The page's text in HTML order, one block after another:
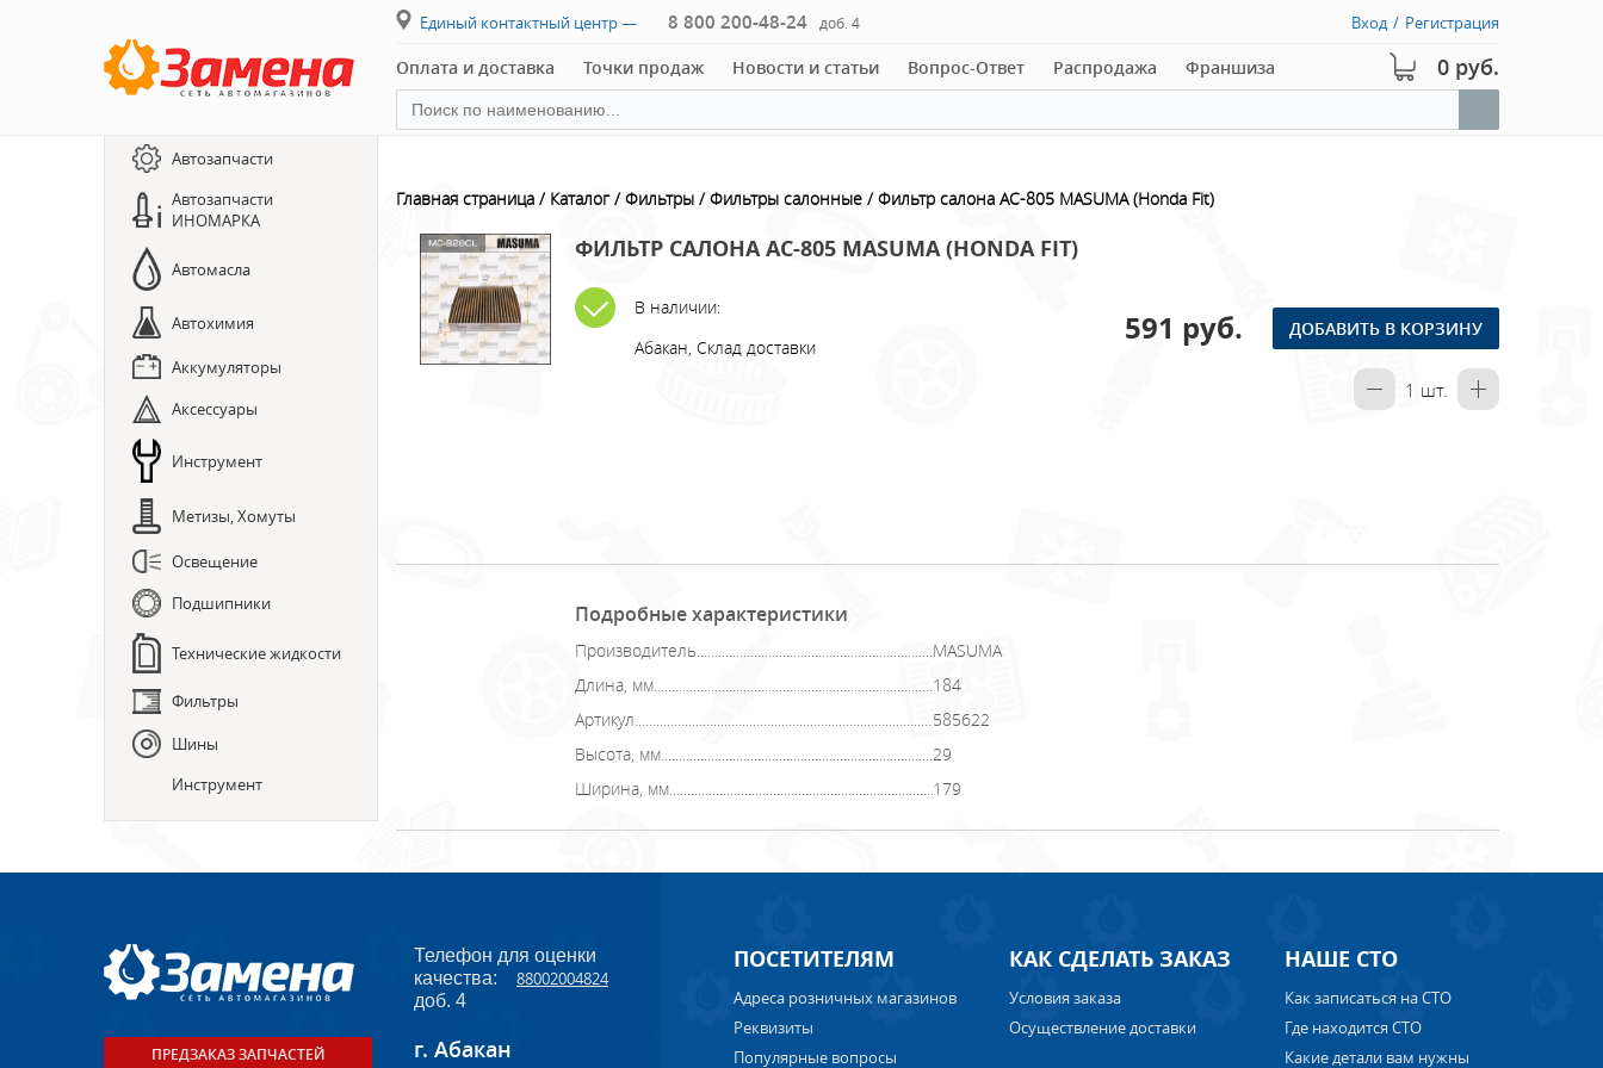
Единый контактный центр — 8 800 200-48-24 доб. 4 Вход / Регистрация
Оплата и доставка Точки продаж Новости и статьи Вопрос-Ответ Распродажа Франшиза 0 руб.
ПРЕДЗАКАЗ ЗАПЧАСТЕЙ
Каталог товаров
Автозапчасти
Автозапчасти
ИНОМАРКА
Автомасла
Автохимия
Аккумуляторы
Аксессуары
Инструмент
Метизы, Хомуты
Освещение
Подшипники
Технические жидкости
Фильтры
Шины
Инструмент
Главная страница Каталог Фильтры Фильтры салонные Фильтр салона AC-805 MASUMA (Honda Fit)
ФИЛЬТР САЛОНА AC-805 MASUMA (HONDA FIT)
В наличии:
Абакан, Склад доставки
591 руб. ДОБАВИТЬ В КОРЗИНУ
1 шт.
Подробные характеристики
Производитель
MASUMA
Длина, мм
184
Артикул
585622
Высота, мм
29
Ширина, мм
179
ПРЕДЗАКАЗ ЗАПЧАСТЕЙ
Телефон для оценки
качества:
88002004824
доб. 4
г. Абакан
ПОСЕТИТЕЛЯМ
Адреса розничных магазинов
Реквизиты
Популярные вопросы
КАК СДЕЛАТЬ ЗАКАЗ
Условия заказа
Осуществление доставки
НАШЕ СТО
Как записаться на СТО
Где находится СТО
Какие детали вам нужны